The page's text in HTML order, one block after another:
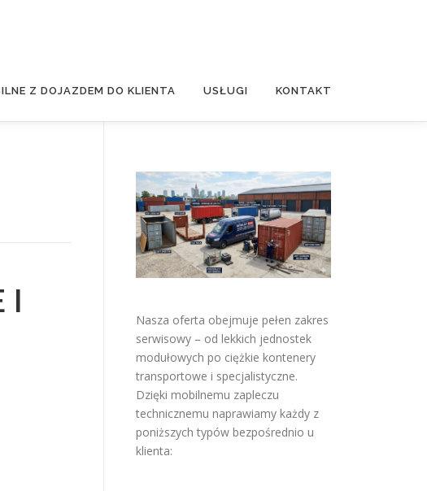
Z DOJAZDEM DO KLIENTA USŁUGI KONTAKT
I
Nasza oferta obejmuje pełen zakres
serwisowy – od lekkich jednostek
modułowych po ciężkie kontenery
transportowe i specjalistyczne.
Dzięki mobilnemu zapleczu
technicznemu naprawiamy każdy z
poniższych typów bezpośrednio u
klienta: